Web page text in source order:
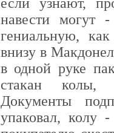
навести могут
гениальную,
внизу в
в одной руке
стакан колы,
Документы
упаковал, колу